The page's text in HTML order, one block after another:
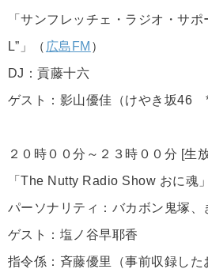
「サンフレッチェ・ラジオ・サポ
L”」（ 広島FM ）
DJ：貢藤十六
ゲスト：影山優佳（けやき坂46 *
２０時００分～２３時００分 [生
「The Nutty Radio Show おに魂
パーソナリティ：バカボン鬼塚、
ゲスト：塩ノ谷早耶香
指令係：斉藤優里（事前収録した